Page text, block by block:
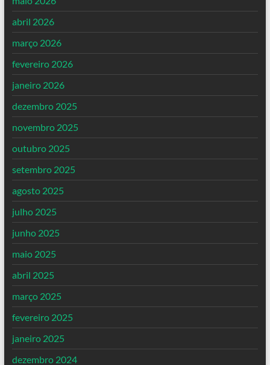
abril 2026
março 2026
fevereiro 2026
janeiro 2026
dezembro 2025
novembro 2025
outubro 2025
setembro 2025
agosto 2025
julho 2025
junho 2025
maio 2025
abril 2025
março 2025
fevereiro 2025
janeiro 2025
dezembro 2024